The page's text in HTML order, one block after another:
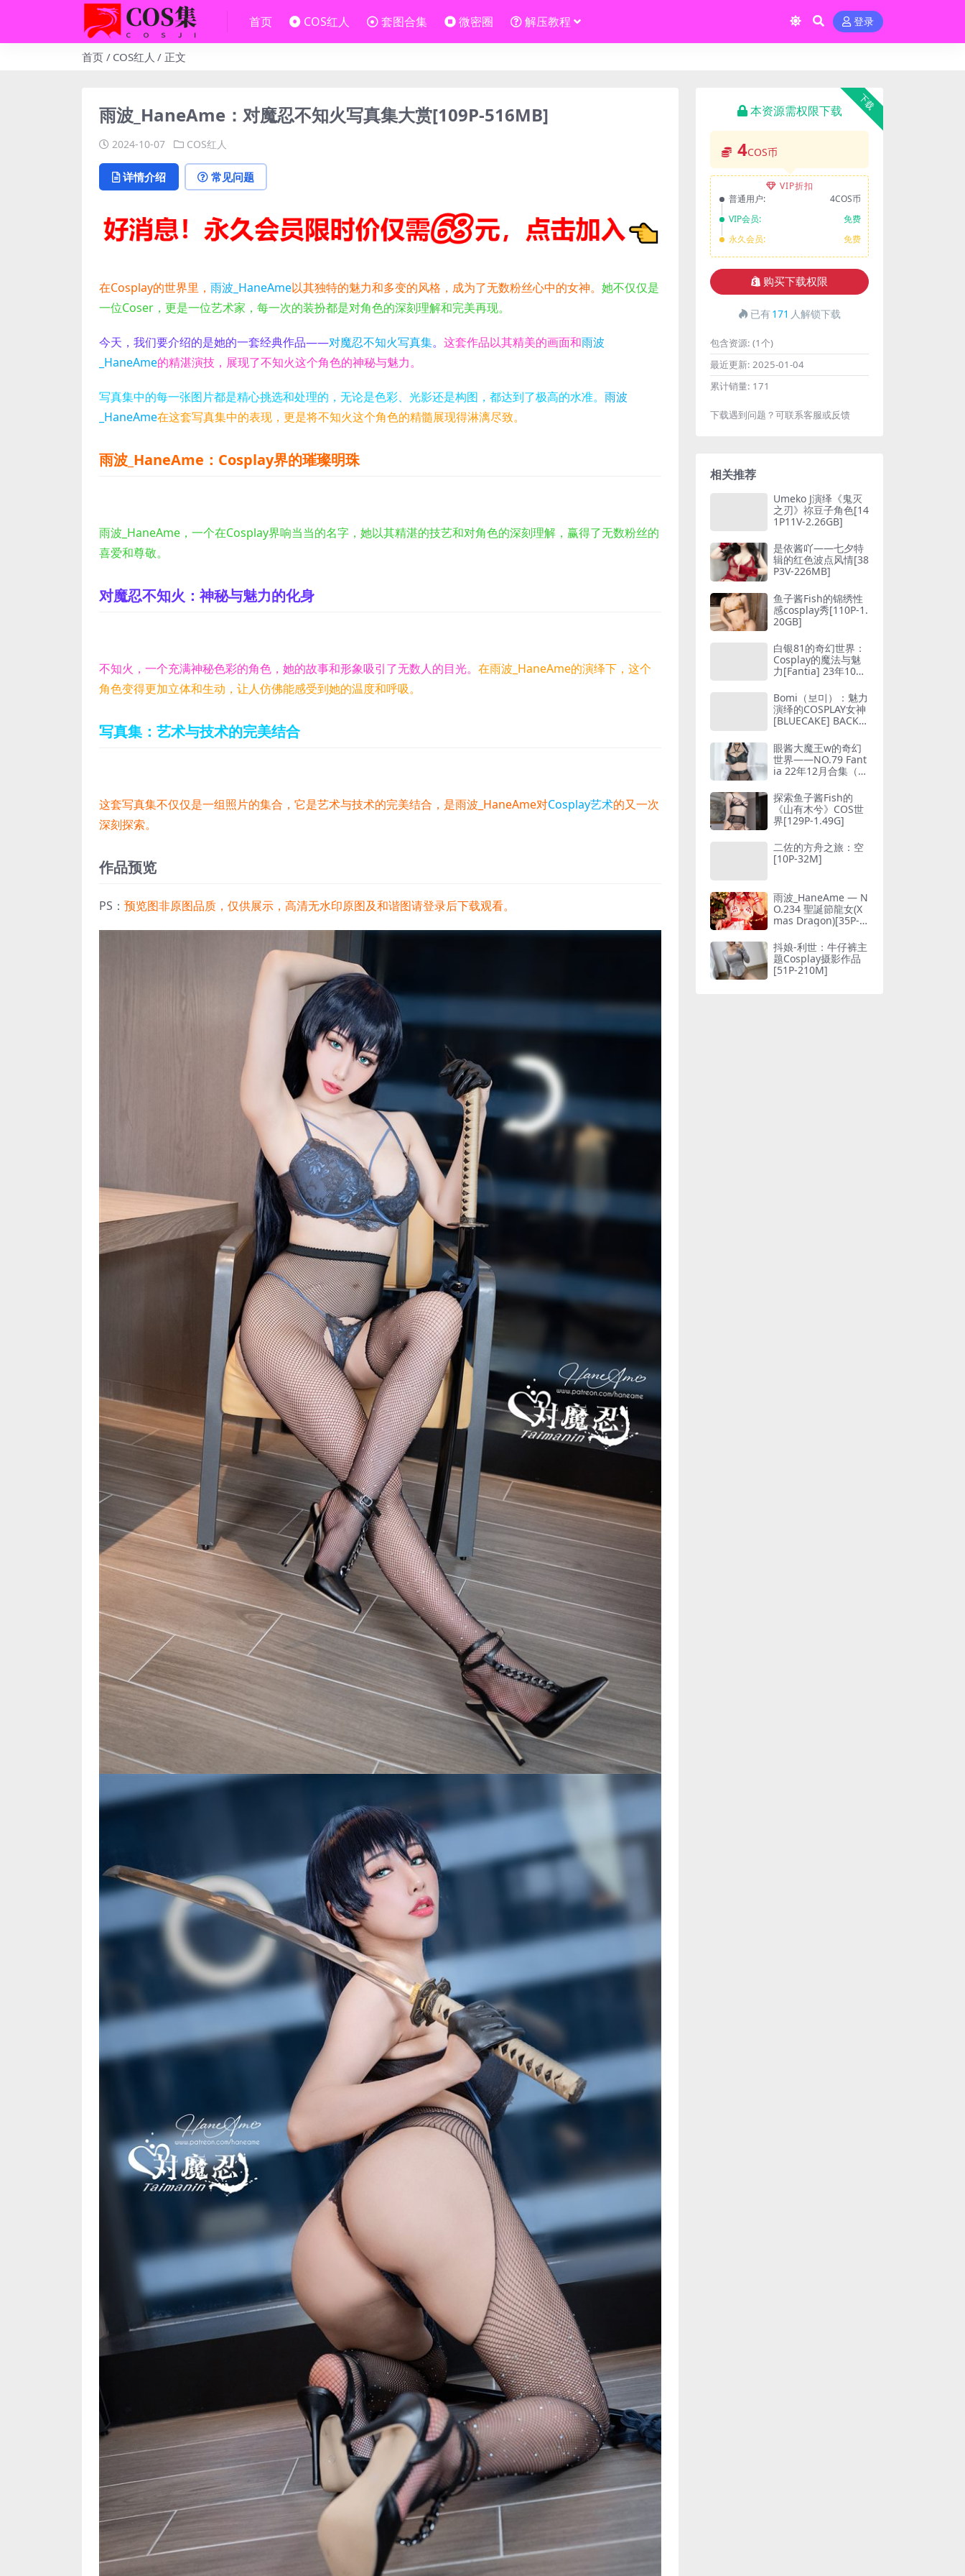
首页 COS红人 套图合集 微密圈 解压教程 登录
首页 COS红人 正文
雨波_HaneAme：对魔忍不知火写真集大赏[109P-516MB]
2024-10-07 COS红人
详情介绍 常见问题
在Cosplay的世界里， 雨波_HaneAme以其独特的魅力和多变的风格，成为了无数粉丝心中的女神。 她不仅仅是
一位Coser，更是一位艺术家，每一次的装扮都是对角色的深刻理解和完美再现。
今天，我们要介绍的是她的一套经典作品——对魔忍不知火写真集。 这套作品以其精美的画面和雨波
_HaneAme的精湛演技，展现了不知火这个角色的神秘与魅力。
写真集中的每一张图片都是精心挑选和处理的，无论是色彩、光影还是构图，都达到了极高的水准。 雨波
_HaneAme在这套写真集中的表现，更是将不知火这个角色的精髓展现得淋漓尽致。
雨波_HaneAme ：Cosplay界的璀璨明珠
雨波_HaneAme，一个在Cosplay界响当当的名字，她以其精湛的技艺和对角色的深刻理解，赢得了无数粉丝的
喜爱和尊敬。
对魔忍不知火：神秘与魅力的化身
不知火，一个充满神秘色彩的角色，她的故事和形象吸引了无数人的目光。 在雨波_HaneAme的演绎下，这个
角色变得更加立体和生动，让人仿佛能感受到她的温度和呼吸。
写真集：艺术与技术的完美结合
这套写真集不仅仅是一组照片的集合，它是艺术与技术的完美结合，是雨波_HaneAme对Cosplay艺术的又一次
深刻探索。
作品预览
PS： 预览图非原图品质，仅供展示，高清无水印原图及和谐图请登录后下载观看。
下载
本资源需权限下载
4COS币
VIP折扣
普通用户:
4COS币
VIP会员:
免费
永久会员:
免费
购买下载权限
已有171 人解锁下载
包含资源: (1个)
最近更新: 2025-01-04
累计销量: 171
下载遇到问题？可联系客服或反馈
相关推荐
Umeko J演绎《鬼灭
之刃》祢豆子角色[14
1P11V-2.26GB]
是依酱吖——七夕特
辑的红色波点风情[38
P3V-226MB]
鱼子酱Fish的锦绣性
感cosplay秀[110P-1.
20GB]
白银81的奇幻世界：
Cosplay的魔法与魅
力[Fantia] 23年10月
49P8V-2.94GB]
Bomi（보미）：魅力
演绎的COSPLAY女神
[BLUECAKE] BACKSI
-1.58GB]
眼酱大魔王w的奇幻
世界——NO.79 Fant
ia 22年12月合集（5
探索鱼子酱Fish的
《山有木兮》COS世
界[129P-1.49G]
二佐的方舟之旅：空
[10P-32M]
雨波_HaneAme — N
O.234 聖誕節龍女(X
mas Dragon)[35P-2
抖娘-利世：牛仔裤主
题Cosplay摄影作品
[51P-210M]